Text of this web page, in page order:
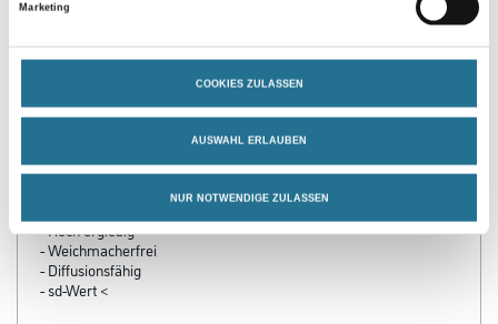
Marketing
COOKIES ZULASSEN
AUSWAHL ERLAUBEN
NUR NOTWENDIGE ZULASSEN
PRODUKTEIGENSCHAFTEN
- Emissionsminimiert und lösemittelfrei
- Frei von foggingaktiven Substanzen
- Wasserverdünnbar, umweltschonend und geruchsarm
- Hoch ergiebig
- Weichmacherfrei
- Diffusionsfähig
- sd-Wert <